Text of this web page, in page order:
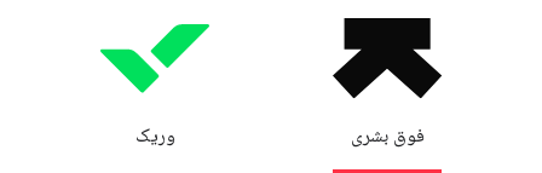
فوق بشری وریک